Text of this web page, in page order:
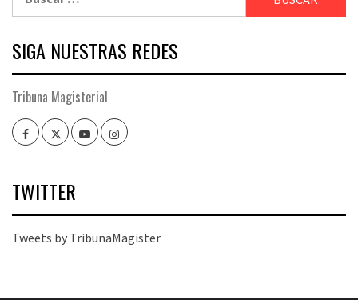
SIGA NUESTRAS REDES
Tribuna Magisterial
FacebookTwitterYoutubeInstagram
TWITTER
Tweets by TribunaMagister